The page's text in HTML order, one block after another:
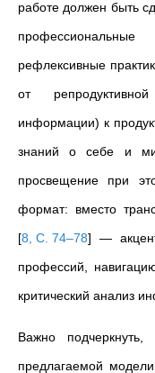
работе должен быть
профессиональные
рефлексивные
от
информации) к
знаний о себе и
просвещение при
формат: вместо
[8, С. 74–78] —
профессий,
критический анализ
Важно подчеркнуть,
предлагаемой